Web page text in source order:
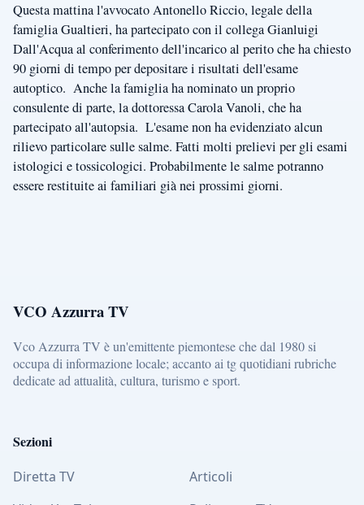
Questa mattina l'avvocato Antonello Riccio, legale della
famiglia Gualtieri, ha partecipato con il collega Gianluigi
Dall'Acqua al conferimento dell'incarico al perito che ha chiesto
90 giorni di tempo per depositare i risultati dell'esame
autoptico. Anche la famiglia ha nominato un proprio
consulente di parte, la dottoressa Carola Vanoli, che ha
partecipato all'autopsia. L'esame non ha evidenziato alcun
rilievo particolare sulle salme. Fatti molti prelievi per gli esami
istologici e tossicologici. Probabilmente le salme potranno
essere restituite ai familiari già nei prossimi giorni.
VCO Azzurra TV
Vco Azzurra TV è un'emittente piemontese che dal 1980 si
occupa di informazione locale; accanto ai tg quotidiani rubriche
dedicate ad attualità, cultura, turismo e sport.
Sezioni
Diretta TV
Articoli